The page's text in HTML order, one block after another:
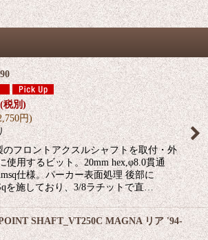
(税別)
円)
のフロントアクスルシャフトを取付・外
使用するビット。20mm hex,φ8.0貫通
仕様。パーカー表面処理 後部に
を施しており、3/8ラチットで直…
SHAFT_VT250C MAGNA リア '94-